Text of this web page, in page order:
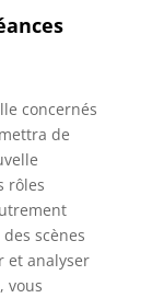
concernés
de
rôles
scènes
et analyser
vous